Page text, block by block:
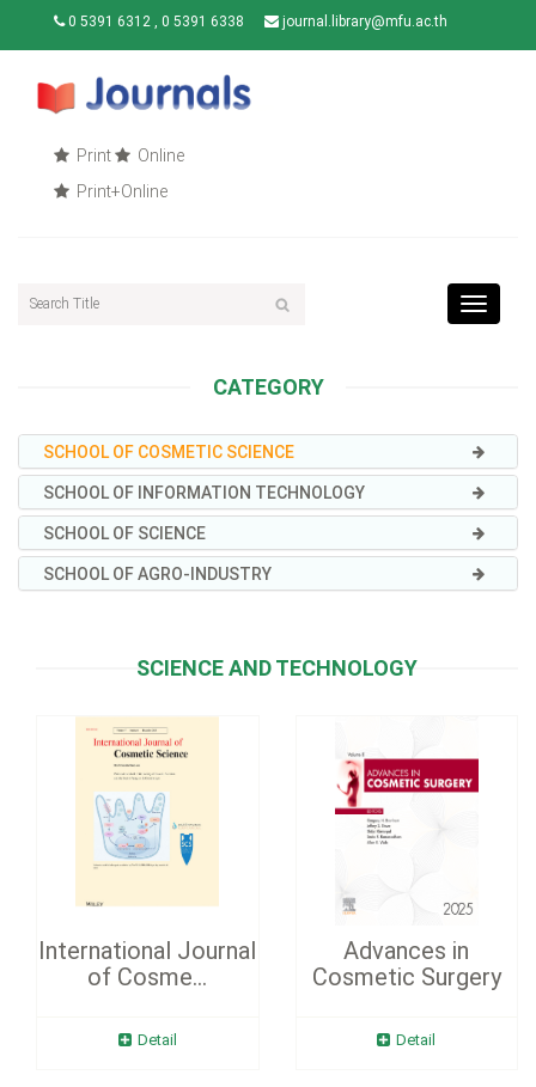
0 5391 6312 , 0 5391 6338 journal.library@mfu.ac.th
Print
Online
Print+Online
Toggle
CATEGORY
SCHOOL OF COSMETIC SCIENCE
SCHOOL OF INFORMATION TECHNOLOGY
SCHOOL OF SCIENCE
SCHOOL OF AGRO-INDUSTRY
SCIENCE AND TECHNOLOGY
International Journal
of Cosme...
Detail
Advances in
Cosmetic Surgery
Detail